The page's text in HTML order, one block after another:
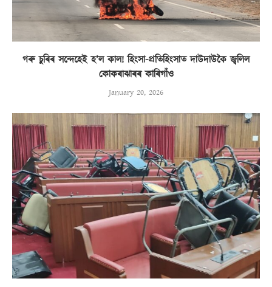
গৰু চুৰিৰ সন্দেহেই হ’ল কাল! হিংসা-প্ৰতিহিংসাত দাউদাউকৈ জ্বলিল
কোকৰাঝাৰৰ কাৰিগাঁও
January 20, 2026